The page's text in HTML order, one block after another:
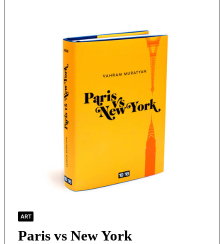
ART
Paris vs New York